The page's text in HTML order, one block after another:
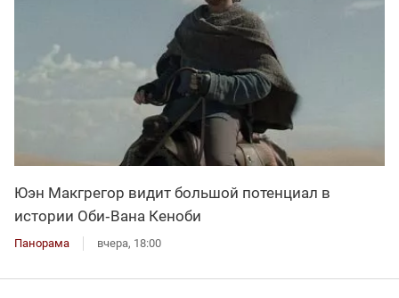
Юэн Макгрегор видит большой потенциал в
истории Оби‑Вана Кеноби
Панорама вчера, 18:00